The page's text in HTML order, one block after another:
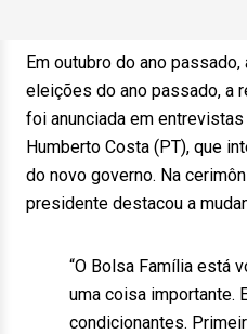
Em outubro do ano
eleições do ano passado, a
foi anunciada em
Humberto Costa (PT), que
do novo governo. Na
presidente destacou a
“O Bolsa Família está
uma coisa importante.
condicionantes.